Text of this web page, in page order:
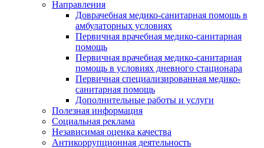
Направления
Доврачебная медико-санитарная помощь в
амбулаторных условиях
Первичная врачебная медико-санитарная
помощь
Первичная врачебная медико-санитарная
помощь в условиях дневного стационара
Первичная специализированная медико-
санитарная помощь
Дополнительные работы и услуги
Полезная информация
Социальная реклама
Независимая оценка качества
Антикоррупционная деятельность